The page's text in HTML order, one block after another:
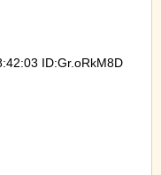
ID:Gr.oRkM8D